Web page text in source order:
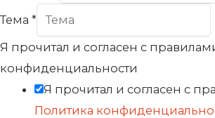
Тема *
Я прочитал и согласен с
конфиденциальности
Я прочитал и согласен с
Политика